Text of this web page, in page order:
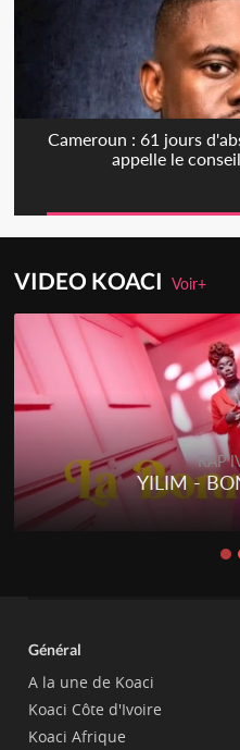
Cameroun : 61 jours
appelle le
VIDEO KOACIVoir+
RAP
YILIM -
Général
A la une de Koaci
Koaci Côte d'Ivoire
Koaci Afrique